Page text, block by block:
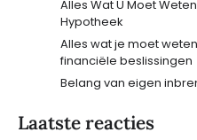
Alles Wat U Moet
Hypotheek
Alles wat je moet
financiële beslissingen
Belang van eigen
Laatste reacties